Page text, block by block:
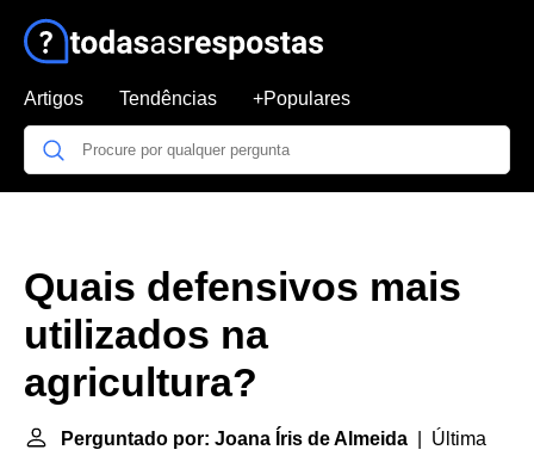
Artigos Tendências +Populares
Quais defensivos mais
utilizados na
agricultura?
Perguntado por: Joana Íris de Almeida | Última